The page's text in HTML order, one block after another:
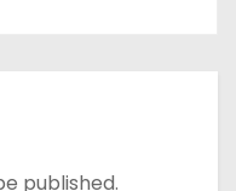
published.